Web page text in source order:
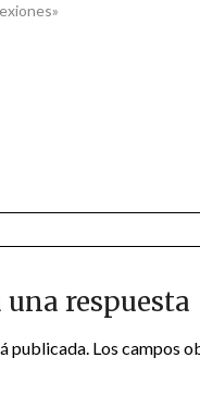
una respuesta
publicada. Los campos